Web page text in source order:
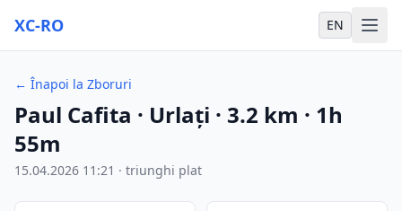
XC-RO EN
← Înapoi la Zboruri
Paul Cafita · Urlați · 3.2 km · 1h
55m
15.04.2026 11:21 · triunghi plat